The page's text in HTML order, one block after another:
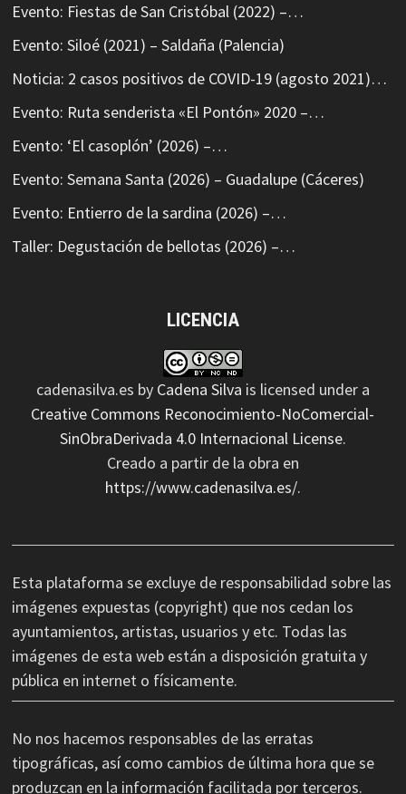
Evento: Fiestas de San Cristóbal (2022) –…
Evento: Siloé (2021) – Saldaña (Palencia)
Noticia: 2 casos positivos de COVID-19 (agosto 2021)…
Evento: Ruta senderista «El Pontón» 2020 –…
Evento: ‘El casoplón’ (2026) –…
Evento: Semana Santa (2026) – Guadalupe (Cáceres)
Evento: Entierro de la sardina (2026) –…
Taller: Degustación de bellotas (2026) –…
LICENCIA
cadenasilva.es by Cadena Silva is licensed under a
Creative Commons Reconocimiento-NoComercial-
SinObraDerivada 4.0 Internacional License.
Creado a partir de la obra en
https://www.cadenasilva.es/.
Esta plataforma se excluye de responsabilidad sobre las
imágenes expuestas (copyright) que nos cedan los
ayuntamientos, artistas, usuarios y etc. Todas las
imágenes de esta web están a disposición gratuita y
pública en internet o físicamente.
No nos hacemos responsables de las erratas
tipográficas, así como cambios de última hora que se
produzcan en la información facilitada por terceros.